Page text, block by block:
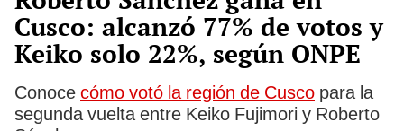
Cusco: alcanzó 77% de votos y
Keiko solo 22%, según ONPE
Conoce cómo votó la región de Cusco para la
segunda vuelta entre Keiko Fujimori y Roberto